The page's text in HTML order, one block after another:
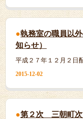
執務室の職員以
知らせ）
平成２７年１２月２日
2015-12-02
第２次 三朝町次